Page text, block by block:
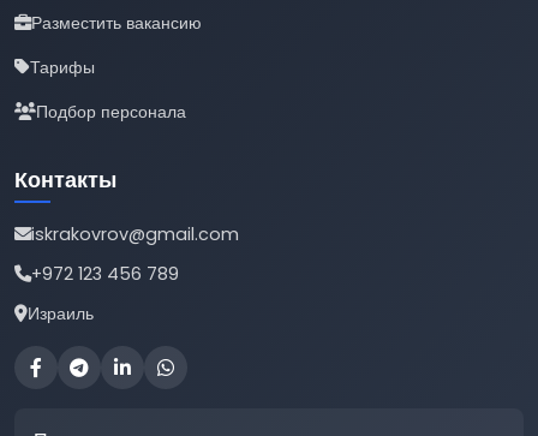
Разместить вакансию
Тарифы
Подбор персонала
Контакты
iskrakovrov@gmail.com
+972 123 456 789
Израиль